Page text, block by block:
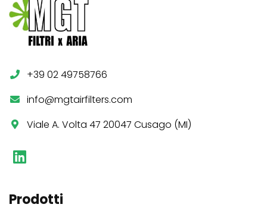
+39 02 49758766
info@mgtairfilters.com
Viale A. Volta 47 20047 Cusago (MI)
Prodotti